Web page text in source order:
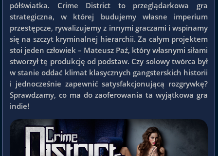
półświatka. Crime District to przeglądarkowa gra
strategiczna, w której budujemy własne imperium
przestępcze, rywalizujemy z innymi graczami i wspinamy
się na szczyt kryminalnej hierarchii. Za całym projektem
stoi jeden człowiek – Mateusz Paź, który własnymi siłami
stworzył tę produkcję od podstaw. Czy solowy twórca był
w stanie oddać klimat klasycznych gangsterskich historii
i jednocześnie zapewnić satysfakcjonującą rozgrywkę?
Sprawdzamy, co ma do zaoferowania ta wyjątkowa gra
indie!